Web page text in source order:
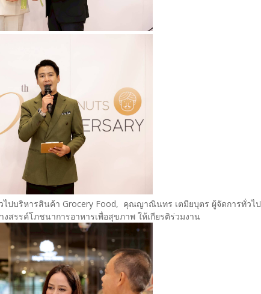
บริหารสินค้า Grocery Food, คุณญาณินทร เตมียบุตร ผู้จัดการทั่วไป
สรรค์โภชนาการอาหารเพื่อสุขภาพ ให้เกียรติร่วมงาน